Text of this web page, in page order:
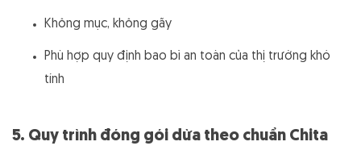
Không mục, không gãy
Phù hợp quy định bao bì an toàn của thị trường khó
tính
5. Quy trình đóng gói dừa theo chuẩn Chita